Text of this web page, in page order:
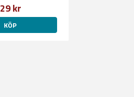
29 kr
KÖP